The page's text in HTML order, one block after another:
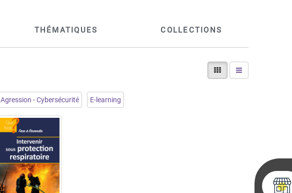
THÉMATIQUES COLLECTIONS
Agression - Cybersécurité E-learning